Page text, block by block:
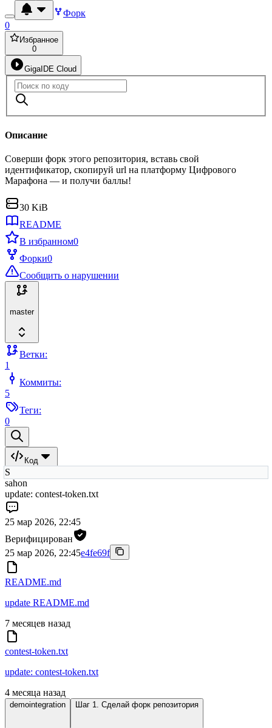
Форк
0
Избранное
0
GigaIDE Cloud
Описание
Соверши форк этого репозитория, вставь свой
идентификатор, скопируй url на платформу Цифрового
Марафона — и получи баллы!
30 KiB
README
В избранном0
Форки0
Сообщить о нарушении
master
Ветки:
1
Коммиты:
5
Теги:
0
Код
S
sahon
update: contest-token.txt
25 мар 2026, 22:45
Верифицирован
25 мар 2026, 22:45e4fe69f
README.md
update README.md
7 месяцев назад
contest-token.txt
update: contest-token.txt
4 месяца назад
demointegration Шаг 1. Сделай форк репозитория